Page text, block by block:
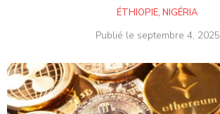
ÉTHIOPIE, NIGÉRIA
Publié le septembre 4, 2025